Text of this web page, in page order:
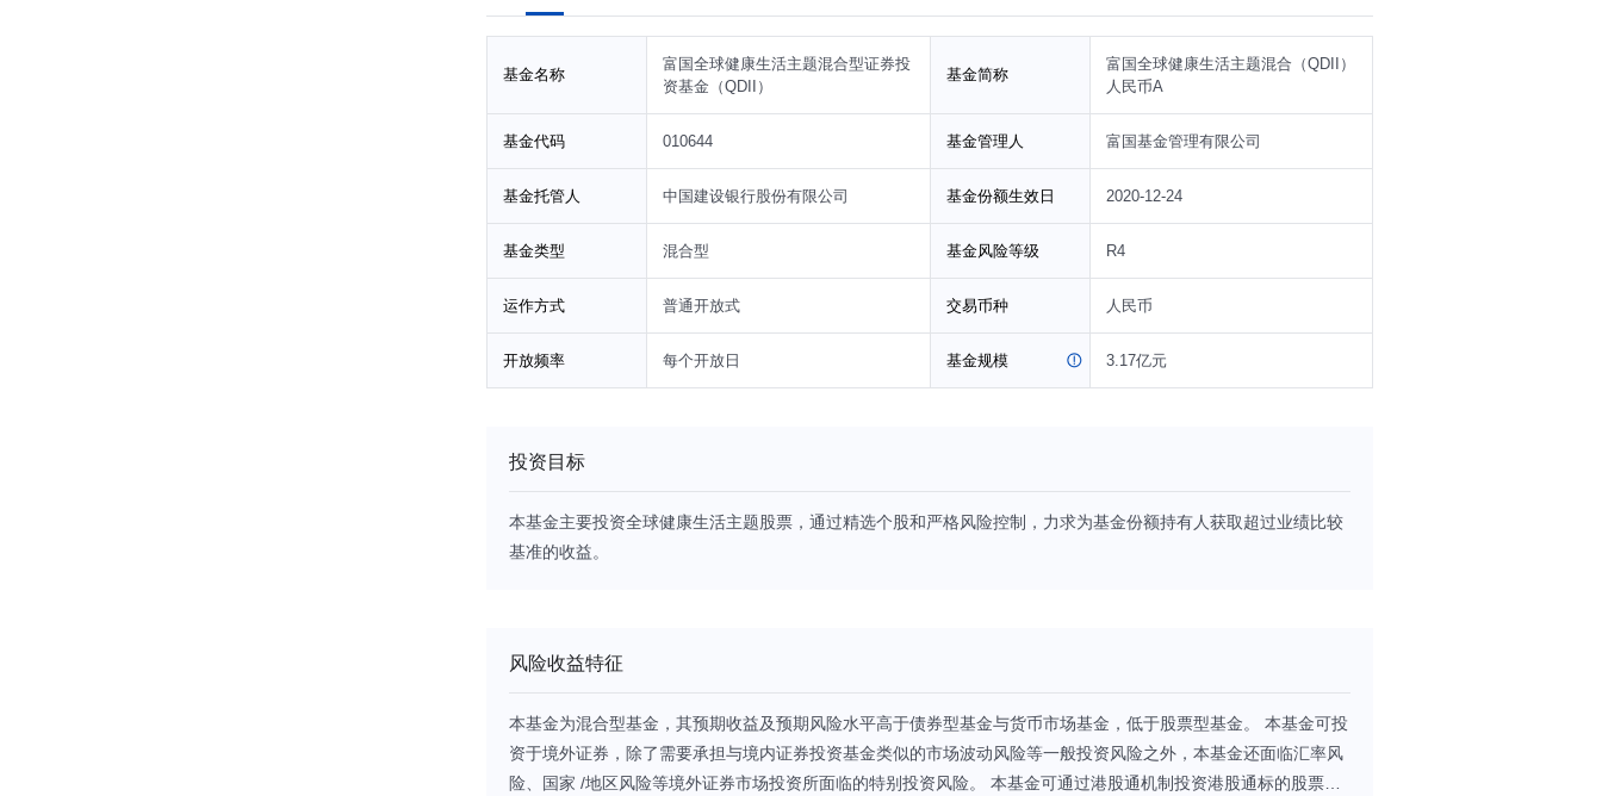
基金名称
富国全球健康生活主题混合型证券投
资基金（QDII）
基金简称
富国全球健康生活主题混合（QDII）
人民币A
基金代码 010644 基金管理人 富国基金管理有限公司
基金托管人 中国建设银行股份有限公司 基金份额生效日 2020-12-24
基金类型 混合型 基金风险等级 R4
运作方式 普通开放式 交易币种 人民币
开放频率 每个开放日 基金规模 3.17亿元
投资目标
本基金主要投资全球健康生活主题股票，通过精选个股和严格风险控制，力求为基金份额持有人获取超过业绩比较
基准的收益。
风险收益特征
本基金为混合型基金，其预期收益及预期风险水平高于债券型基金与货币市场基金，低于股票型基金。 本基金可投
资于境外证券，除了需要承担与境内证券投资基金类似的市场波动风险等一般投资风险之外，本基金还面临汇率风
险、国家 /地区风险等境外证券市场投资所面临的特别投资风险。 本基金可通过港股通机制投资港股通标的股票，